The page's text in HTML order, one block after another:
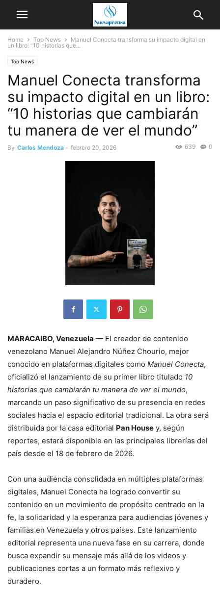
Home Top News
Manuel Conecta transforma su impacto digital en
un libro: “10 historias que...
Top News
Manuel Conecta transforma
su impacto digital en un libro:
“10 historias que cambiarán
tu manera de ver el mundo”
By Carlos Mendoza - febrero 20, 2026 0
639
MARACAIBO, Venezuela — El creador de contenido
venezolano Manuel Alejandro Núñez Chourio, mejor
conocido en plataformas digitales como Manuel Conecta,
oficializó el lanzamiento de su primer libro titulado 10
historias que cambiarán tu manera de ver el mundo,
marcando un paso significativo de su presencia en redes
sociales hacia el espacio editorial tradicional. La obra será
distribuida por la casa editorial Pan House y, según
reportes, estará disponible en las principales librerías del
país desde el 18 de febrero de 2026.
Con una audiencia consolidada en múltiples plataformas
digitales, Manuel Conecta ha logrado convertir su
contenido en un movimiento de propósito centrado en la
fe, la solidaridad y la esperanza para audiencias jóvenes y
familias en Venezuela y otros países. Este lanzamiento
editorial representa una nueva fase en su carrera, donde
busca expandir su mensaje más allá de los videos y
publicaciones cortas a un formato más reflexivo y
duradero.